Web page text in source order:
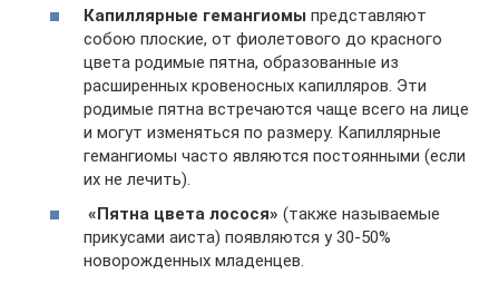
Капиллярные гемангиомы представляют
собою плоские, от фиолетового до красного
цвета родимые пятна, образованные из
расширенных кровеносных капилляров. Эти
родимые пятна встречаются чаще всего на лице
и могут изменяться по размеру. Капиллярные
гемангиомы часто являются постоянными (если
их не лечить).
«Пятна цвета лосося» (также называемые
прикусами аиста) появляются у 30-50%
новорожденных младенцев.